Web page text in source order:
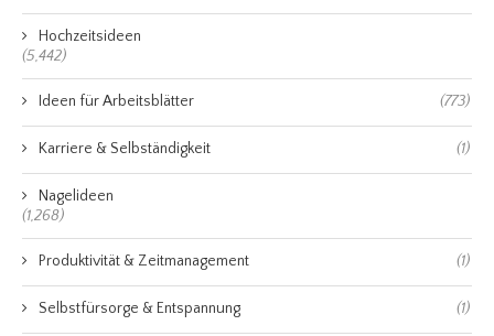
Hochzeitsideen
(5,442)
Ideen für Arbeitsblätter (773)
Karriere & Selbständigkeit (1)
Nagelideen
(1,268)
Produktivität & Zeitmanagement (1)
Selbstfürsorge & Entspannung (1)